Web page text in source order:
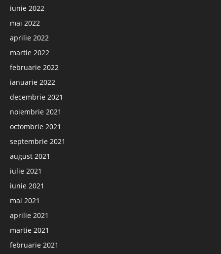
iunie 2022
mai 2022
aprilie 2022
martie 2022
februarie 2022
ianuarie 2022
decembrie 2021
noiembrie 2021
octombrie 2021
septembrie 2021
august 2021
iulie 2021
iunie 2021
mai 2021
aprilie 2021
martie 2021
februarie 2021